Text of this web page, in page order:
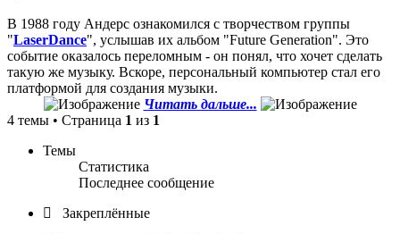
В 1988 году Андерс ознакомился с творчеством группы
"LaserDance", услышав их альбом "Future Generation". Это
событие оказалось переломным - он понял, что хочет сделать
такую же музыку. Вскоре, персональный компьютер стал его
платформой для создания музыки.
Читать дальше...
4 темы • Страница 1 из 1
Темы
Статистика
Последнее сообщение
Закреплённые